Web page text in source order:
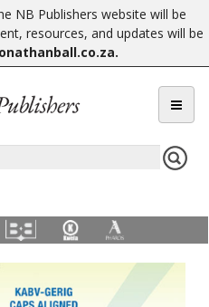
NB Publishers website will be
resources, and updates will be
.